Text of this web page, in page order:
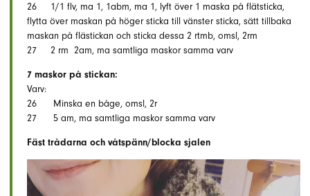
26 1/1 flv, ma 1, 1abm, ma 1, lyft över 1 maska på flätsticka,
flytta över maskan på höger sticka till vänster sticka, sätt tillbaka
maskan på flästickan och sticka dessa 2 rtmb, omsl, 2rm
27 2 rm 2am, ma samtliga maskor samma varv
7 maskor på stickan:
Varv:
26 Minska en båge, omsl, 2r
27 5 am, ma samtliga maskor samma varv
Fäst trådarna och våtspänn/blocka sjalen